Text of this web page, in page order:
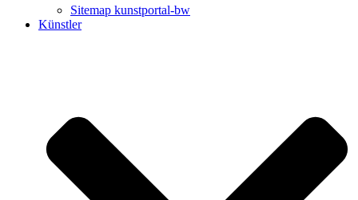
Sitemap kunstportal-bw
Künstler